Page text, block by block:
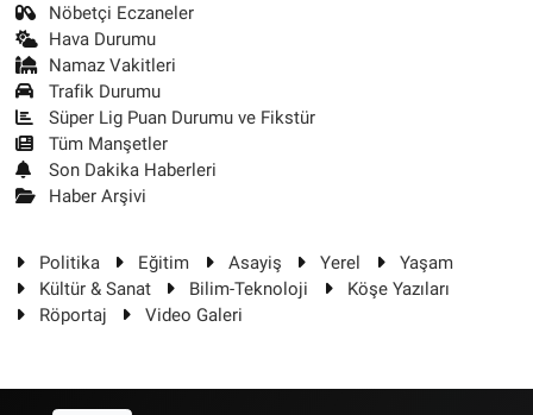
Nöbetçi Eczaneler
Hava Durumu
Namaz Vakitleri
Trafik Durumu
Süper Lig Puan Durumu ve Fikstür
Tüm Manşetler
Son Dakika Haberleri
Haber Arşivi
Politika Eğitim Asayiş Yerel
Yaşam
Kültür & Sanat
Bilim-Teknoloji
Köşe Yazıları
Röportaj
Video Galeri